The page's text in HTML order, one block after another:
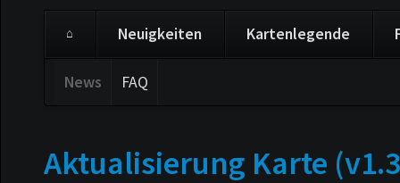
Neuigkeiten Kartenlegende
überspringen
News FAQ
Aktualisierung Karte